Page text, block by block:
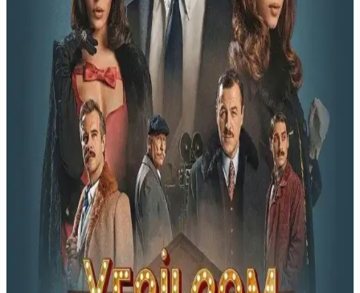
Evde sinema sistemleri, yüksek çözünürlüklü ekranlar ve gelişmiş
ses teknolojileriyle evde sinema keyfini artırır, kablosuz bağlantı ve
akıllı özelliklerle kullanım kolaylığı sağlar.
Robotlu Bilim Kurgu Filmleri: Teknoloji ve İnsan
İlişkisini Derinlemesine İnceleyen Sinema Eserleri
Robotlu bilim kurgu filmleri, yapay zeka ve insan-robot etkileşimini
ele alarak teknolojinin toplumsal ve etik etkilerini sorguluyor. Bu tür,
geleceğe dair önemli sorular ve ilhamlar sunuyor.
Yeşilçam TV Frekans 2025: Türk Sinemasının
Klasik Filmlerle Yenilenen Yayın Adresi
Yeşilçam TV, 2025 frekans güncellemeleriyle Türk sinemasının
klasik filmlerini daha kaliteli ve geniş kitlelere ulaştırıyor. Akıllı
cihazlarla her yerde nostaljik film keyfi mümkün.
Yeşilçam Filmleri Hangi Kanallarda Yayınlanıyor?